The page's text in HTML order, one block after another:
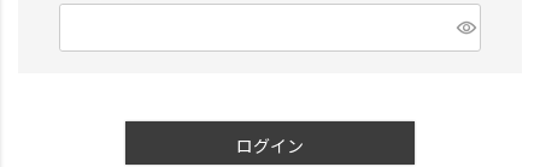
必
ログイン